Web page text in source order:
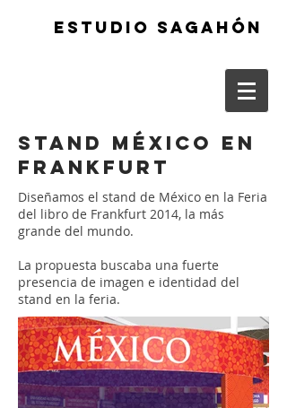
ESTUDIO SAGAHÓN
STAND MÉXICO EN
FRANKFURT
Diseñamos el stand de México en la Feria
del libro de Frankfurt 2014, la más
grande del mundo.
La propuesta buscaba una fuerte
presencia de imagen e identidad del
stand en la feria.